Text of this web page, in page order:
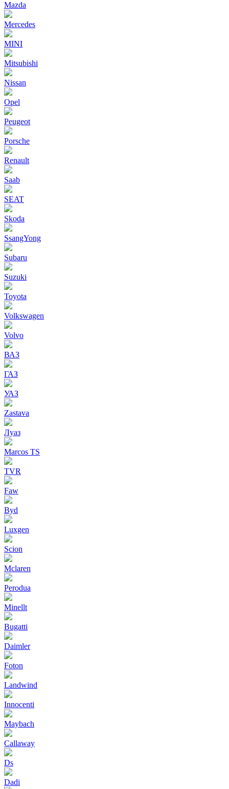
Mazda
Mercedes
MINI
Mitsubishi
Nissan
Opel
Peugeot
Porsche
Renault
Saab
SEAT
Skoda
SsangYong
Subaru
Suzuki
Toyota
Volkswagen
Volvo
ВАЗ
ГАЗ
УАЗ
Zastava
Луаз
Marcos TS
TVR
Faw
Byd
Luxgen
Scion
Mclaren
Perodua
Minellt
Bugatti
Daimler
Foton
Landwind
Innocenti
Maybach
Callaway
Ds
Dadi